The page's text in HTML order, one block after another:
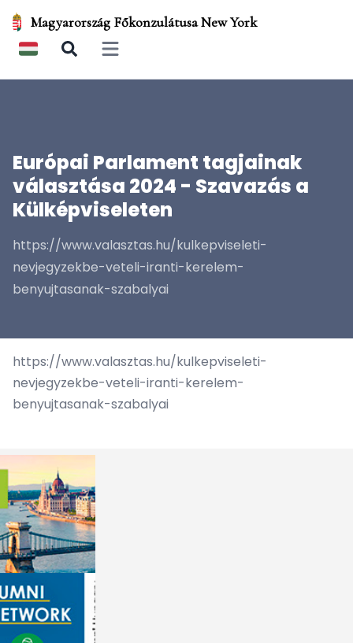
Magyarország Főkonzulátusa New York
Open main menu
Európai Parlament tagjainak
választása 2024 - Szavazás a
Külképviseleten
https://www.valasztas.hu/kulkepviseleti-
nevjegyzekbe-veteli-iranti-kerelem-
benyujtasanak-szabalyai
https://www.valasztas.hu/kulkepviseleti-
nevjegyzekbe-veteli-iranti-kerelem-
benyujtasanak-szabalyai